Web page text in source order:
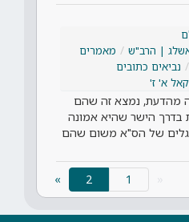
אשלג | הרב"ש
מאמרים
נביאים כתובים
א' ז'
מהדעת, נמצא זה שהם
בדרך הישר שהיא אמונה
של הס"א משום שהם
2
»